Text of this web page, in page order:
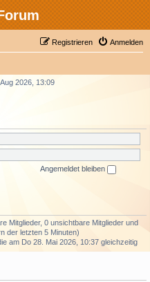
Anmelden
Registrieren
2026, 13:09
Angemeldet bleiben
Mitglieder, 0 unsichtbare Mitglieder und
der letzten 5 Minuten)
am Do 28. Mai 2026, 10:37 gleichzeitig